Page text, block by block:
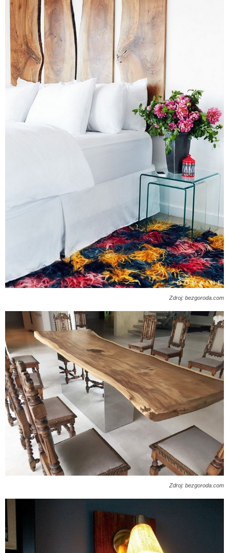
Zdroj: bezgoroda.com
Zdroj: bezgoroda.com